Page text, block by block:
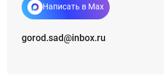
Написать в Max
gorod.sad@inbox.ru